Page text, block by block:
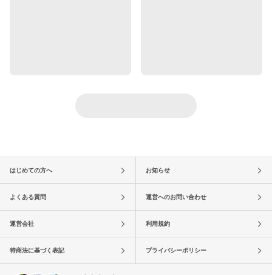
はじめての方へ お知らせ
よくある質問 運営へのお問い合わせ
運営会社 利用規約
特商法に基づく表記 プライバシーポリシー